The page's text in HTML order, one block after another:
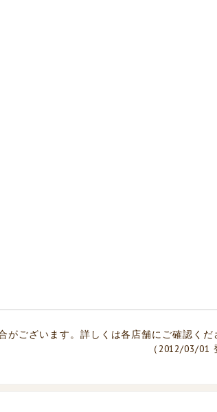
ございます。詳しくは各店舗にご確認くだ
（2012/03/01